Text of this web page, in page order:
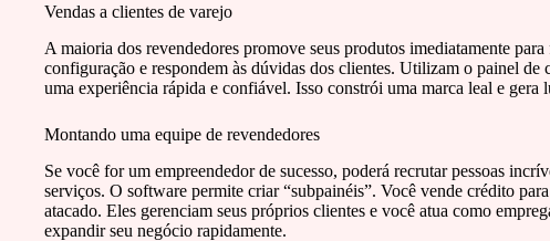
Vendas a clientes de varejo
A maioria dos revendedores promove seus produtos imediatamente
configuração e respondem às dúvidas dos clientes. Utilizam o painel de
uma experiência rápida e confiável. Isso constrói uma marca leal e gera
Montando uma equipe de revendedores
Se você for um empreendedor de sucesso, poderá recrutar pessoas
serviços. O software permite criar “subpainéis”. Você vende crédito
atacado. Eles gerenciam seus próprios clientes e você atua como
expandir seu negócio rapidamente.